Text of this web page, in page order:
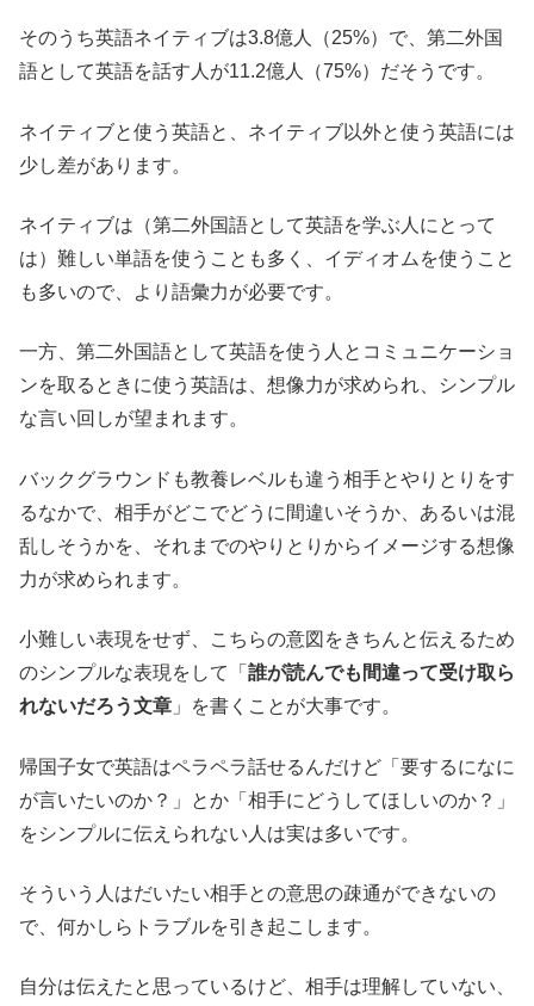
そのうち英語ネイティブは3.8億人（25%）で、第二外国
語として英語を話す人が11.2億人（75%）だそうです。
ネイティブと使う英語と、ネイティブ以外と使う英語には
少し差があります。
ネイティブは（第二外国語として英語を学ぶ人にとって
は）難しい単語を使うことも多く、イディオムを使うこと
も多いので、より語彙力が必要です。
一方、第二外国語として英語を使う人とコミュニケーショ
ンを取るときに使う英語は、想像力が求められ、シンプル
な言い回しが望まれます。
バックグラウンドも教養レベルも違う相手とやりとりをす
るなかで、相手がどこでどうに間違いそうか、あるいは混
乱しそうかを、それまでのやりとりからイメージする想像
力が求められます。
小難しい表現をせず、こちらの意図をきちんと伝えるため
のシンプルな表現をして「 誰が読んでも間違って受け取ら
れないだろう文章 」を書くことが大事です。
帰国子女で英語はペラペラ話せるんだけど「要するになに
が言いたいのか？」とか「相手にどうしてほしいのか？」
をシンプルに伝えられない人は実は多いです。
そういう人はだいたい相手との意思の疎通ができないの
で、何かしらトラブルを引き起こします。
自分は伝えたと思っているけど、相手は理解していない、